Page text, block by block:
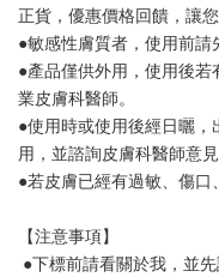
正貨，優惠價格回饋，讓
●敏感性膚質者，使用前請
●產品僅供外用，使用後
業皮膚科醫師。
●使用時或使用後經日曬
用，並諮詢皮膚科醫師意見
●若皮膚已經有過敏、傷口
【注意事項】
●下標前請看關於我，並